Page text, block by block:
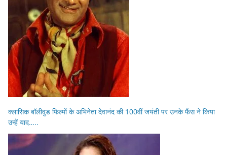
क्लासिक बॉलीवुड फिल्मों के अभिनेता देवानंद की 100वीं जयंती पर उनके फैंस ने किया
उन्हें याद…..